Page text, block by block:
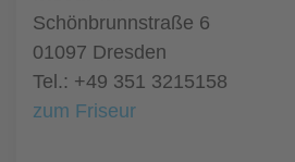
Schönbrunnstraße 6
01097 Dresden
Tel.: +49 351 3215158
zum Friseur